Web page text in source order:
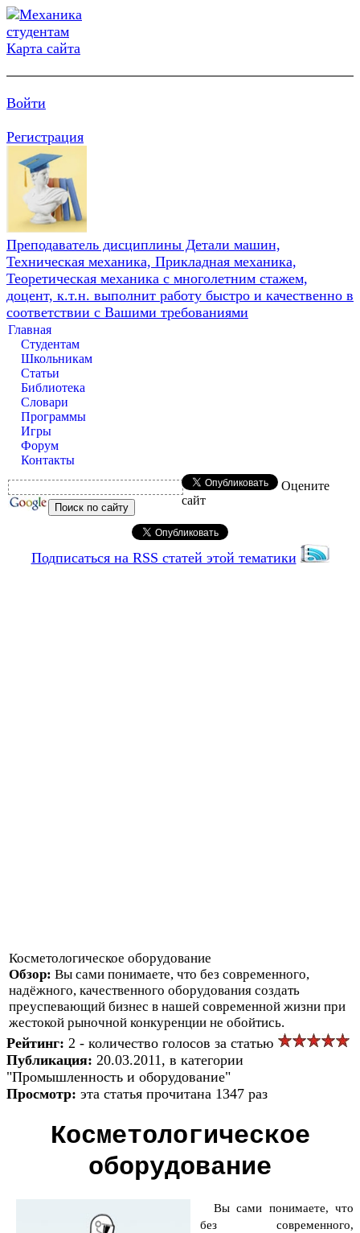
Карта сайта
Войти
Регистрация
Преподаватель дисциплины Детали машин,
Техническая механика, Прикладная механика,
Теоретическая механика с многолетним стажем,
доцент, к.т.н. выполнит работу быстро и качественно в
соответствии с Вашими требованиями
Главная
Студентам
Школьникам
Статьи
Библиотека
Словари
Программы
Игры
Форум
Контакты
Оцените
сайт
Подписаться на RSS статей этой тематики
Косметологическое оборудование
Обзор: Вы сами понимаете, что без современного,
надёжного, качественного оборудования создать
преуспевающий бизнес в нашей современной жизни при
жестокой рыночной конкуренции не обойтись.
Рейтинг: 2 - количество голосов за статью
Публикация: 20.03.2011, в категории
"Промышленность и оборудование"
Просмотр: эта статья прочитана 1347 раз
Косметологическое
оборудование
Вы сами понимаете, что
без современного,